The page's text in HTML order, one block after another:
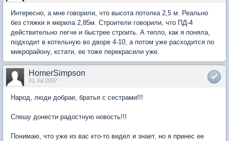
Интересно, а мне говорили, что высота потолка 2,5 м. Реально
без стяжки я мерила 2,85м. Строители говорили, что ПД-4
действительно легче и быстрее строить. А тепло, как я поняла,
подходит в котельную во дворе 4-10, а потом уже расходится по
микрорайону, кстати, ее тоже перекрасили уже.
HomerSimpson
01 Jul 2007
Народ, люди добрае, братья с сестрами!!!
Спешу донести радостную новость!!!
Понимаю, что уже из вас кто-то видел и знает, но я принес ее